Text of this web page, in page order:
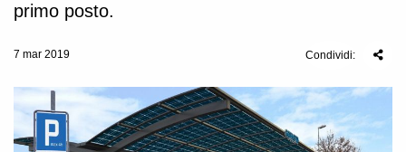
primo posto.
7 mar 2019 Condividi: